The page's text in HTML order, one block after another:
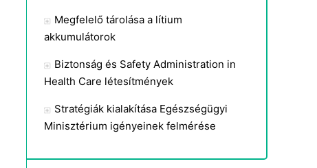
Megfelelő tárolása a lítium
akkumulátorok
Biztonság és Safety Administration in
Health Care létesítmények
Stratégiák kialakítása Egészségügyi
Minisztérium igényeinek felmérése